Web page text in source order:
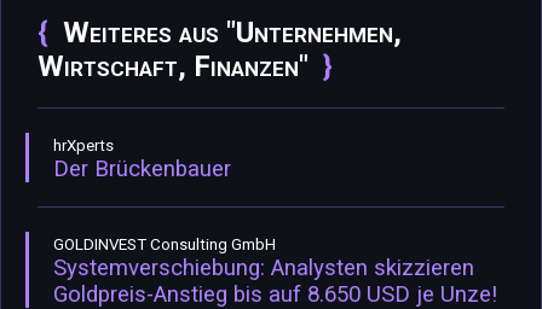
Weiteres aus "Unternehmen,
Wirtschaft, Finanzen"
hrXperts
Der Brückenbauer
GOLDINVEST Consulting GmbH
Systemverschiebung: Analysten skizzieren
Goldpreis-Anstieg bis auf 8.650 USD je Unze!